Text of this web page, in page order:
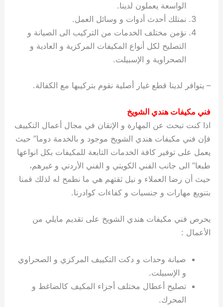
الواسعة يعملون لدينا.
نمتلك أحدث أدوات و وسائل العمل.
نؤمن مختلف الخدمات من التركيب الى الصيانة و
التصليح لكل أنواع المكيفات المركزية و العادية و
الصحراوية و الإسبيلت.
– يتوافر لدينا قطع غيار أصلية نقوم بتركيبها مع الكفالة.
فني مكيفات هندي الشويخ
اذا كنت تبحث عن المهارة و الإتقان في مجال أعمال التكييف
فإن فني مكيفات هندي الشويخ موجود و بالخدمة دوما” حيث
يعمل على توفير كافة الخدمات التابعة للمكيفات بكل انواعها
طبعا” الى جانب الفني الكويتي و الفني الأردني و غيرهم،
حيث أن رضا العملاء و نيل ثقتهم هي ما نطمح له لذلك قمنا
بتنويع مهارات و جنسيات و كفاءات كوادرنا.
يحرص فني مكيفات هندي الشويخ على تقديم مايلي من
الأعمال :
صيانة وحدات و دكت التكييف المركزي و الصحراوي
و الإسبيلت.
تصليح أعطال مختلف أجزاء المكيف كالضاغط و
المحرك.